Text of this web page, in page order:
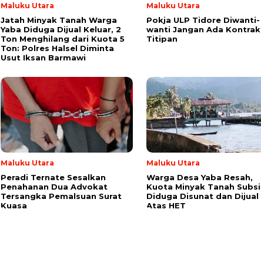
Maluku Utara
Jatah Minyak Tanah Warga
Yaba Diduga Dijual Keluar, 2
Ton Menghilang dari Kuota 5
Ton: Polres Halsel Diminta
Usut Iksan Barmawi
Maluku Utara
Pokja ULP Tidore Diwanti-
wanti Jangan Ada
Titipan
Maluku Utara
Peradi Ternate Sesalkan
Penahanan Dua Advokat
Tersangka Pemalsuan Surat
Kuasa
Maluku Utara
Warga Desa Yaba Resah,
Kuota Minyak Tanah
Diduga Disunat dan Dijual
Atas HET